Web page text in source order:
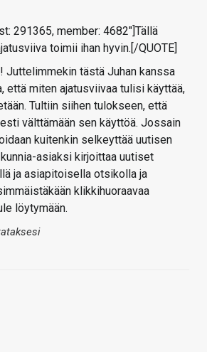
291365, member: 4682"]Tällä
toimii ihan hyvin.[/QUOTE]
Juttelimmekin tästä Juhan kanssa
että miten ajatusviivaa tulisi käyttää,
Tultiin siihen tulokseen, että
välttämään sen käyttöä. Jossain
kuitenkin selkeyttää uutisen
asiaksi kirjoittaa uutiset
ja asiapitoisella otsikolla ja
klikkihuoraavaa
löytymään.